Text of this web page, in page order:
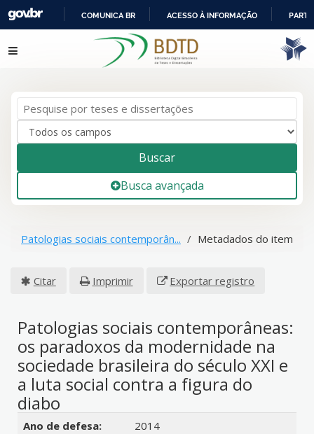
IR
PARA
COMUNICA BR ACESSO À INFORMAÇÃO
Pular para o conteúdo
Buscar
Busca avançada
Patologias sociais contemporân... Metadados do item
Citar Imprimir Exportar registro
Patologias sociais contemporâneas:
os paradoxos da modernidade na
sociedade brasileira do século XXI e
a luta social contra a figura do
diabo
Detalhes bibliográficos
Ano de defesa:
2014